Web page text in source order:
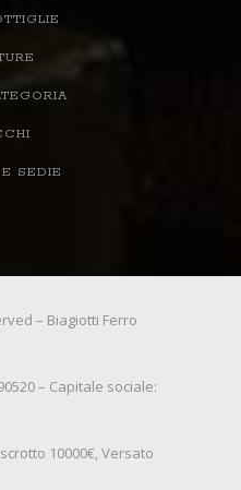
SEDIE
– Biagiotti Ferro
– Capitale sociale:
10000€, Versato